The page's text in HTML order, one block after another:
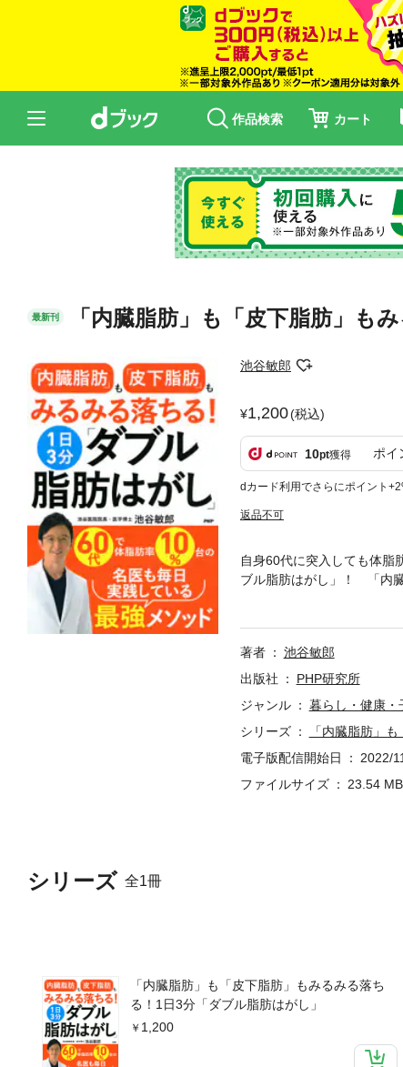
作品検索 カート
最新刊 「内臓脂肪」も「皮下脂肪」も
池谷敏郎
1,200(税込)
10pt獲得 ポイ
dカード利用でさらにポイント
返品不可
シリーズ 全1冊
「内臓脂肪」も「皮下脂肪」もみるみる落ち
る！1日3分「ダブル脂肪はがし」
1,200
自身60代に突入しても体
ブル脂肪はがし」！ 「内
ておきメソッド」を大公
を上手にはがす「朝の習
肪と内臓脂肪（さらに異所
著者
池谷敏郎
出版社
PHP研究所
ジャンル
暮らし・健康・
シリーズ
「内臓脂肪」
電子版配信開始日
2022/
ファイルサイズ
23.54 MB